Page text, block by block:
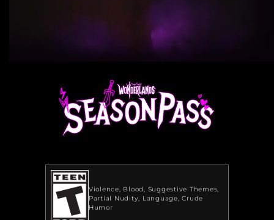
Violence Blood Suggestive Themes
Partial Nudity Language Crude
Humor